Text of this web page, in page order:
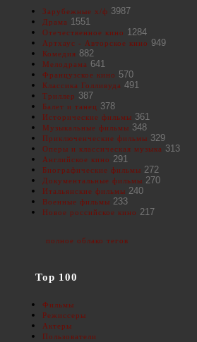
Зарубежные х/ф 3987
Драма 1551
Отечественное кино 1284
Артхаус - Авторское кино 949
Комедия 882
Мелодрама 641
Французское кино 570
Классика Голливуда 491
Триллер 387
Балет и танец 378
Исторические фильмы 361
Музыкальные фильмы 348
Приключенческие фильмы 329
Оперы и классическая музыка 313
Английское кино 291
Биографические фильмы 272
Документальные фильмы 270
Итальянские фильмы 240
Военные фильмы 233
Новое российское кино 217
полное облако тегов
Top 100
Фильмы
Режиссеры
Актеры
Пользователи